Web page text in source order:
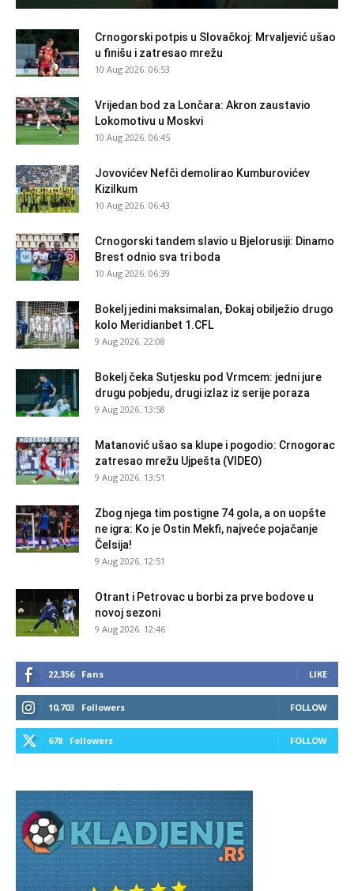
Crnogorski potpis u Slovačkoj: Mrvaljević ušao
u finišu i zatresao mrežu
10 Aug 2026. 06:53
Vrijedan bod za Lončara: Akron zaustavio
Lokomotivu u Moskvi
10 Aug 2026. 06:45
Jovovićev Nefči demolirao Kumburovićev
Kizilkum
10 Aug 2026. 06:43
Crnogorski tandem slavio u Bjelorusiji: Dinamo
Brest odnio sva tri boda
10 Aug 2026. 06:39
Bokelj jedini maksimalan, Đokaj obilježio drugo
kolo Meridianbet 1.CFL
9 Aug 2026. 22:08
Bokelj čeka Sutjesku pod Vrmcem: jedni jure
drugu pobjedu, drugi izlaz iz serije poraza
9 Aug 2026. 13:58
Matanović ušao sa klupe i pogodio: Crnogorac
zatresao mrežu Ujpešta (VIDEO)
9 Aug 2026. 13:51
Zbog njega tim postigne 74 gola, a on uopšte
ne igra: Ko je Ostin Mekfi, najveće pojačanje
Čelsija!
9 Aug 2026. 12:51
Otrant i Petrovac u borbi za prve bodove u
novoj sezoni
9 Aug 2026. 12:46
22,356 Fans LIKE
10,703 Followers FOLLOW
678 Followers FOLLOW